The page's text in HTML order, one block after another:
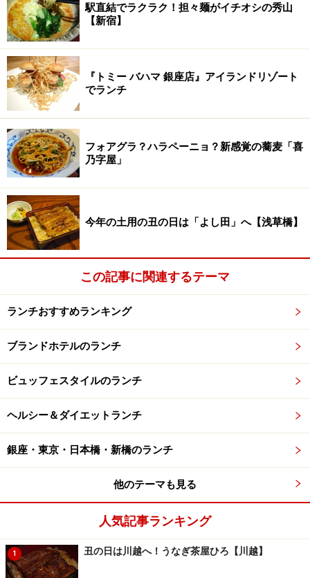
ん。生産者側の要求と、調理者側の要求。平行する二つ
の線を交わらせたのはお互いに「良いものを作りたい」
という熱意があったからこそ。中台さんは龍天門の料理
を食べ、調理者側の要求の意味を理解し、また陳料理長
は生産者の苦労や痛みを背負うことで、二人は深い信頼
関係で結ばれてきたのです。
では、農園で育つ野菜を実際に見てみることにしましょ
う。
※記事内容は執筆時点のものです。最新の内容をご確認くださ
い。
※メニューや料金などのデータは、取材時または記事公開時点で
の内容です。
次のページへ
駅直結でラクラク！担々麺がイチオシの秀山
【新宿】
『トミー バハマ 銀座店』アイランドリゾート
でランチ
フォアグラ？ハラペーニョ？新感覚の蕎麦「喜
乃字屋」
今年の土用の丑の日は「よし田」へ【浅草橋】
この記事に関連するテーマ
ランチおすすめランキング
ブランドホテルのランチ
ビュッフェスタイルのランチ
ヘルシー＆ダイエットランチ
銀座・東京・日本橋・新橋のランチ
他のテーマも見る
人気記事ランキング
1 丑の日は川越へ！うなぎ茶屋ひろ【川越】